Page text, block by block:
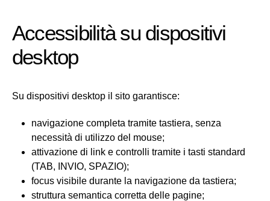
Accessibilità su dispositivi
desktop
Su dispositivi desktop il sito garantisce:
navigazione completa tramite tastiera, senza
necessità di utilizzo del mouse;
attivazione di link e controlli tramite i tasti standard
(TAB, INVIO, SPAZIO);
focus visibile durante la navigazione da tastiera;
struttura semantica corretta delle pagine;